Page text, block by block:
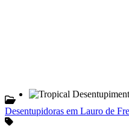
Desentupidoras em Lauro de